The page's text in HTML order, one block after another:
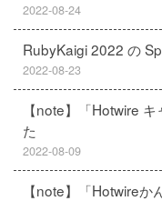
2022-08-24
RubyKaigi 2022 の
2022-08-23
【note】「Hotwire
た
2022-08-09
【note】「Hotwireか